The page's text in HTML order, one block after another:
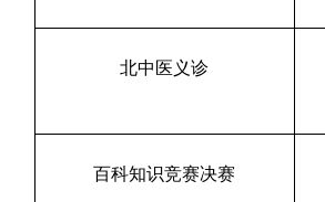
北中医义诊
百科知识竞赛决赛